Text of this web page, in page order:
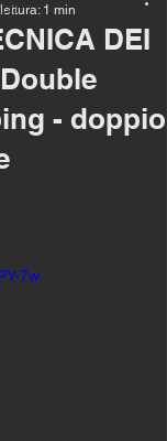
DEI
- doppio
1 min
su 5.
7w